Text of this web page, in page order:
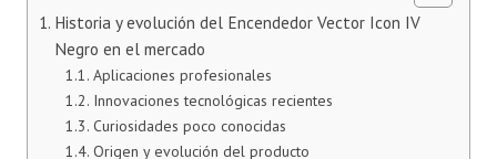
Historia y evolución del Encendedor Vector Icon IV
Negro en el mercado
Aplicaciones profesionales
Innovaciones tecnológicas recientes
Curiosidades poco conocidas
Origen y evolución del producto